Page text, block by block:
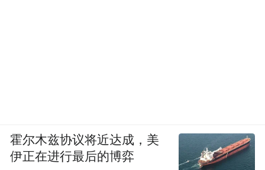
霍尔木兹协议将近达成，美
伊正在进行最后的博弈